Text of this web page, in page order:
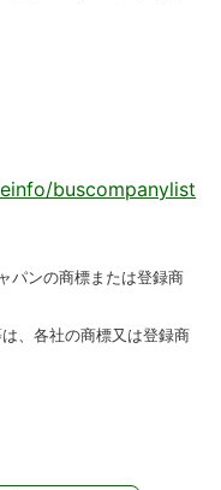
buscompanylist
パンの商標または登録商
、各社の商標又は登録商